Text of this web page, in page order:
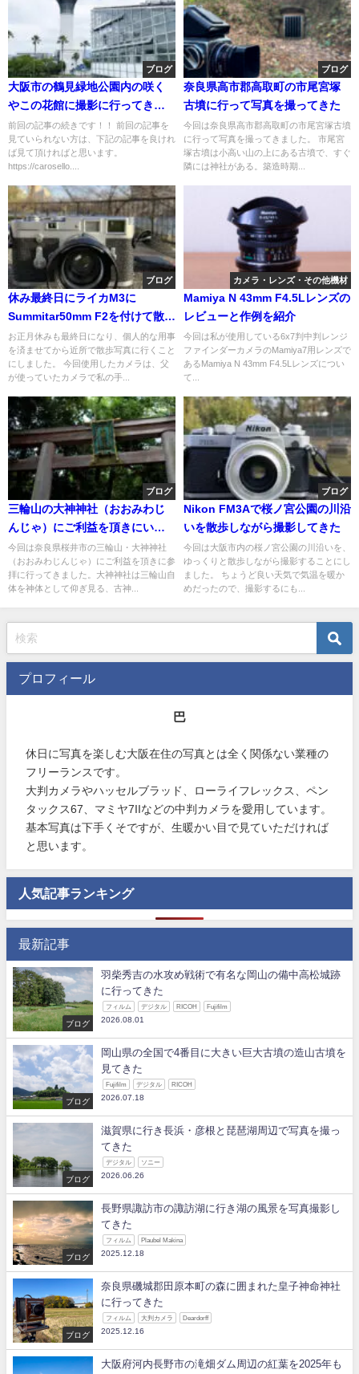
ブログ
大阪市の鶴見緑地公園内の咲く
やこの花館に撮影に行ってきた
（2）
前回の記事の続きです！！ 前回の記事を
見ていられない方は、下記の記事を良けれ
ば見て頂ければと思います。
https://carosello....
ブログ
奈良県高市郡高取町の市尾宮塚
古墳に行って写真を撮ってきた
今回は奈良県高市郡高取町の市尾宮塚古墳
に行って写真を撮ってきました。 市尾宮
塚古墳は小高い山の上にある古墳で、すぐ
隣には神社がある。築造時期...
ブログ
休み最終日にライカM3に
Summitar50mm F2を付けて散歩
写真に行ってきた
お正月休みも最終日になり、個人的な用事
を済ませてから近所で散歩写真に行くこと
にしました。 今回使用したカメラは、父
が使っていたカメラで私の手...
カメラ・レンズ・その他機材
Mamiya N 43mm F4.5Lレンズの
レビューと作例を紹介
今回は私が使用している6x7判中判レンジ
ファインダーカメラのMamiya7用レンズで
あるMamiya N 43mm F4.5Lレンズについ
て...
ブログ
三輪山の大神神社（おおみわじ
んじゃ）にご利益を頂きにいき
ました
今回は奈良県桜井市の三輪山・大神神社
（おおみわじんじゃ）にご利益を頂きに参
拝に行ってきました。大神神社は三輪山自
体を神体として仰ぎ見る、古神...
ブログ
Nikon FM3Aで桜ノ宮公園の川沿
いを散歩しながら撮影してきた
今回は大阪市内の桜ノ宮公園の川沿いを、
ゆっくりと散歩しながら撮影することにし
ました。 ちょうど良い天気で気温を暖か
めだったので、撮影するにも...
プロフィール
巴
休日に写真を楽しむ大阪在住の写真とは全く関係ない業種の
フリーランスです。
大判カメラやハッセルブラッド、ローライフレックス、ペン
タックス67、マミヤ7IIなどの中判カメラを愛用しています。
基本写真は下手くそですが、生暖かい目で見ていただければ
と思います。
人気記事ランキング
最新記事
ブログ
羽柴秀吉の水攻め戦術で有名な岡山の備中高松城跡
に行ってきた
フィルム デジタル RICOH Fujifilm
2026.08.01
ブログ
岡山県の全国で4番目に大きい巨大古墳の造山古墳を
見てきた
Fujifilm デジタル RICOH
2026.07.18
ブログ
滋賀県に行き長浜・彦根と琵琶湖周辺で写真を撮っ
てきた
デジタル ソニー
2026.06.26
ブログ
長野県諏訪市の諏訪湖に行き湖の風景を写真撮影し
てきた
フィルム Plaubel Makina
2025.12.18
ブログ
奈良県磯城郡田原本町の森に囲まれた皇子神命神社
に行ってきた
フィルム 大判カメラ Deardorff
2025.12.16
大阪府河内長野市の滝畑ダム周辺の紅葉を2025年も